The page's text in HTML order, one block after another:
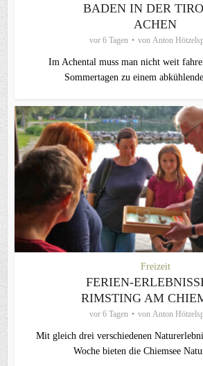
BADEN IN DER
ACHEN
vor 6 Tagen von Anton
Im Achental muss man nicht weit
Sommertagen zu einem
Freizeit
FERIEN-
RIMSTING AM
vor 6 Tagen von Anton
Mit gleich drei verschiedenen
Woche bieten die Chiemsee